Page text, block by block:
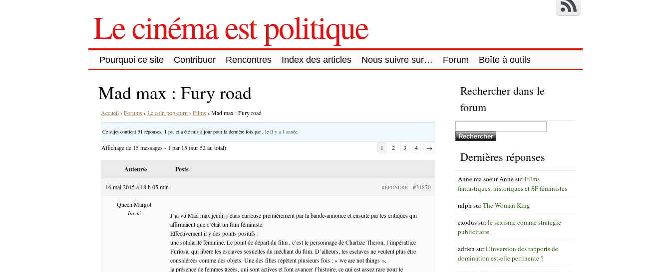
Le cinéma est politique
Pourquoi ce site Contribuer Rencontres Index des articles Nous suivre sur… Forum Boîte à outils
Mad max : Fury road
Accueil› Forums › Le coin pop-corn › Films › Mad max : Fury road
Ce sujet contient 51 réponses, 1 ps. et a été mis à jour pour la dernière fois par , le Il y a 1 année
Affichage de 15 messages - 1 par 15 (sur 52 au total) 1 2 3 4 →
Auteur/e Posts
16 mai 2015 à 18 h 05 min #31870
RÉPONDRE
Queen Margot
Invité
J’ai vu Mad max jeudi. j’étais curieuse premièrement par la bande-annonce et ensuite par les critiques qui
affirmaient que c’était un film féministe.
Effectivement il y des points positifs :
une solidarité féminine. Le point de départ du film , c’est le personnage de Charlize Theron, l’impératrice
Furiosa, qui libère les esclaves sexuelles du méchant du film. D’ailleurs, les esclaves ne veulent plus être
considérées comme des objets. Une des filles répètent plusieurs fois : « we are not things ».
la présence de femmes âgées, qui sont actives et font avancer l’histoire, ce qui est assez rare pour le
Rechercher dans le
forum
Dernières réponses
Anne ma soeur AnnesurFilms
fantastiques, historiques et SF féministes
ralph surThe Woman King
exodussurle sexisme comme strategie
publicitaire
adrien surL’inversion des rapports de
domination est-elle pertinente ?